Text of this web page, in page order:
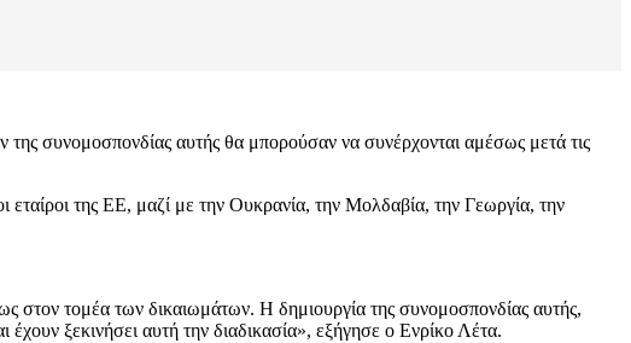
συνομοσπονδίας αυτής θα μπορούσαν να συνέρχονται αμέσως μετά τις
της ΕΕ, μαζί με την Ουκρανία, την Μολδαβία, την Γεωργία, την
στον τομέα των δικαιωμάτων. Η δημιουργία της συνομοσπονδίας αυτής,
ξεκινήσει αυτή την διαδικασία», εξήγησε ο Ενρίκο Λέτα.